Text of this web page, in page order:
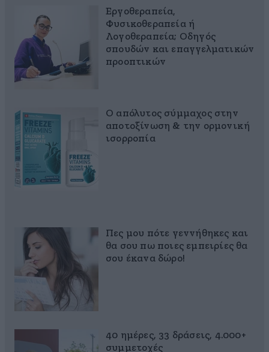
Εργοθεραπεία,
Φυσικοθεραπεία ή
Λογοθεραπεία; Οδηγός
σπουδών και επαγγελματικών
προοπτικών
Ο απόλυτος σύμμαχος στην
αποτοξίνωση & την ορμονική
ισορροπία
Πες μου πότε γεννήθηκες και
θα σου πω ποιες εμπειρίες θα
σου έκανα δώρο!
40 ημέρες, 33 δράσεις, 4.000+
συμμετοχές